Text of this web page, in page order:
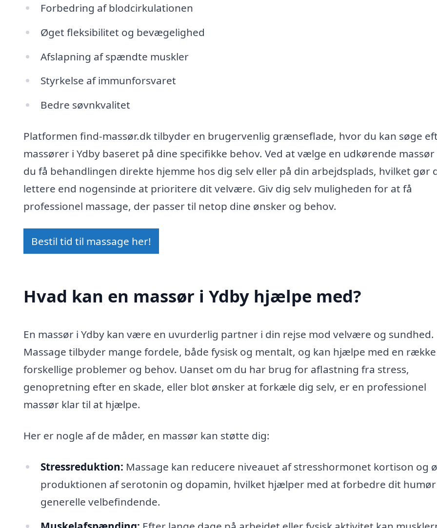
Forbedring af blodcirkulationen
Øget fleksibilitet og bevægelighed
Afslapning af spændte muskler
Styrkelse af immunforsvaret
Bedre søvnkvalitet
Platformen find-massør.dk tilbyder en brugervenlig grænseflade, hvor du kan søge
massører i Ydby baseret på dine specifikke behov. Ved at vælge en udkørende massør
du få behandlingen direkte hjemme hos dig selv eller på din arbejdsplads, hvilket gør
lettere end nogensinde at prioritere dit velvære. Giv dig selv muligheden for at få
professionel massage, der passer til netop dine ønsker og behov.
Bestil tid til massage her!
Hvad kan en massør i Ydby hjælpe med?
En massør i Ydby kan være en uvurderlig partner i din rejse mod velvære og sundhed.
Massage tilbyder mange fordele, både fysisk og mentalt, og kan hjælpe med en række
forskellige problemer og behov. Uanset om du har brug for aflastning fra stress,
genopretning efter en skade, eller blot ønsker at forkæle dig selv, er en professionel
massør klar til at hjælpe.
Her er nogle af de måder, en massør kan støtte dig:
Stressreduktion: Massage kan reducere niveauet af stresshormonet kortison og
produktionen af serotonin og dopamin, hvilket hjælper med at forbedre dit
generelle velbefindende.